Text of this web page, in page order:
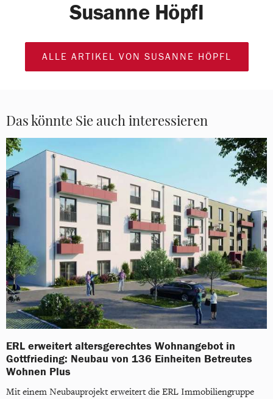
Susanne Höpfl
ALLE ARTIKEL VON SUSANNE HÖPFL
Das könnte Sie auch interessieren
ERL erweitert altersgerechtes Wohnangebot in
Gottfrieding: Neubau von 136 Einheiten Betreutes
Wohnen Plus
Mit einem Neubauprojekt erweitert die ERL Immobiliengruppe